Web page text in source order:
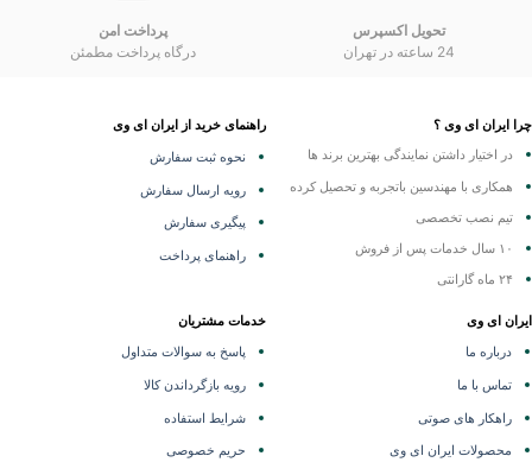
تحویل اکسپرس
24 ساعته در تهران
پرداخت امن
درگاه پرداخت مطمئن
ایران ای وی ؟
در اختیار داشتن نمایندگیبهترین برند ها
همکاری با مهندسین باتجربه و تحصیل کرده
تیم نصب تخصصی
۲۴ ماه گارانتی
راهنمای خرید از ایران ای وی
نحوه ثبت سفارش
رویه ارسال سفارش
پیگیری سفارش
راهنمای پرداخت
ای وی
درباره ما
تماس با ما
راهکار های صوتی
محصولات ایران ای وی
خدمات مشتریان
پاسخ به سوالات متداول
رویه بازگرداندن کالا
شرایط استفاده
حریم خصوصی